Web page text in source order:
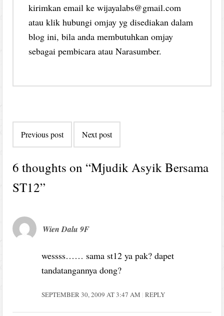
kirimkan email ke wijayalabs@gmail.com
atau klik hubungi omjay yg disediakan dalam
blog ini, bila anda membutuhkan omjay
sebagai pembicara atau Narasumber.
navigation
Previous post Next post
6 thoughts on “Mjudik Asyik Bersama
ST12”
Wien Dalu 9F
wessss…… sama st12 ya pak? dapet
tandatangannya dong?
SEPTEMBER 30, 2009 AT 3:47 AM REPLY